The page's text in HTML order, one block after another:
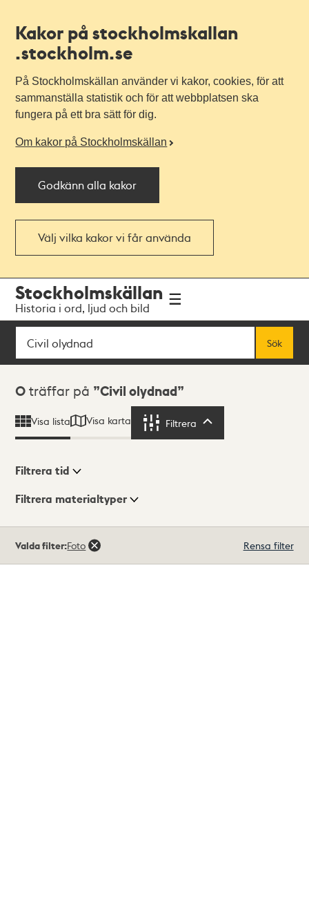
Kakor på stockholmskallan
.stockholm.se
På Stockholmskällan använder vi kakor, cookies, för att
sammanställa statistik och för att webbplatsen ska
fungera på ett bra sätt för dig.
Om kakor på Stockholmskällan
Godkänn alla kakor
Välj vilka kakor vi får använda
navigationen
huvudinnehållet
Stockholmskällan
Historia i ord, ljud och bild
Sök
Sök
Sökresultat
0 träffar på Civil olydnad
Visa lista Visa karta Filtrera
Visningsläge
Filtrera tid
Filtrera materialtyper
träffar
Valda filter:Foto Rensa filter